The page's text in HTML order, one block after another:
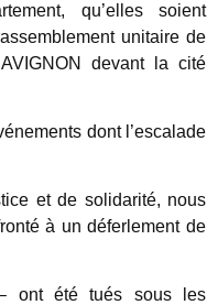
qu’elles soient
unitaire de
devant la cité
dont l’escalade
et de solidarité, nous
à un déferlement de
ont été tués sous les